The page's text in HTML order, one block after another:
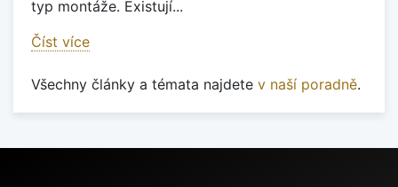
typ montáže. Existují...
Číst více
Všechny články a témata najdete v naší poradně.